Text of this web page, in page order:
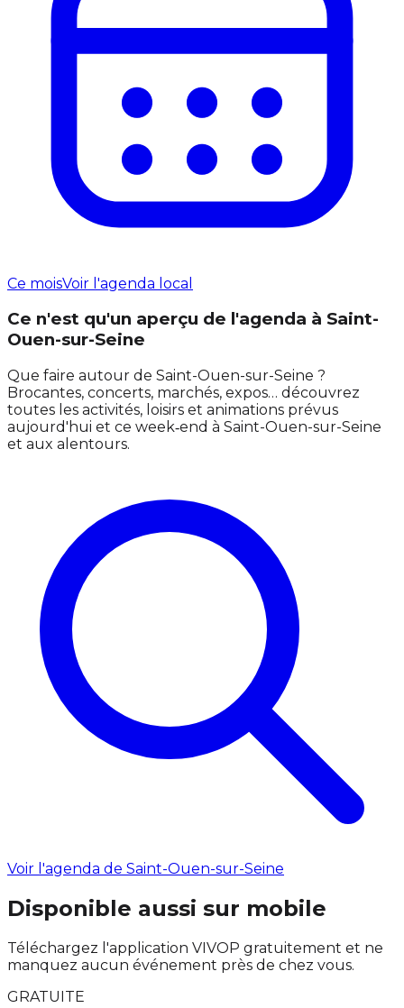
Ce moisVoir l'agenda local
Ce n'est qu'un aperçu de l'agenda à Saint-
Ouen-sur-Seine
Que faire autour de Saint-Ouen-sur-Seine ?
Brocantes, concerts, marchés, expos… découvrez
toutes les activités, loisirs et animations prévus
aujourd'hui et ce week‑end à Saint-Ouen-sur-Seine
et aux alentours.
Voir l'agenda de Saint-Ouen-sur-Seine
Disponible aussi sur mobile
Téléchargez l'application VIVOP gratuitement et ne
manquez aucun événement près de chez vous.
GRATUITE